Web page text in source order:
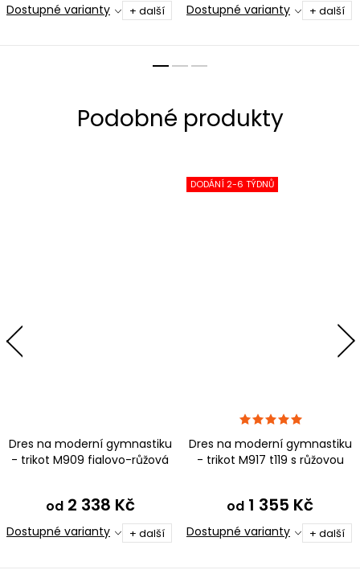
Dostupné varianty + další Dostupné varianty + další
Dres na moderní gymnastiku
- trikot M909 fialovo-růžová
od2 338 Kč
Dostupné varianty + další
DODÁNÍ 2-6 TÝDNŮ
Dres na moderní gymnastiku
- trikot M917 t119 s růžovou
od 1 355 Kč
Dostupné varianty + další